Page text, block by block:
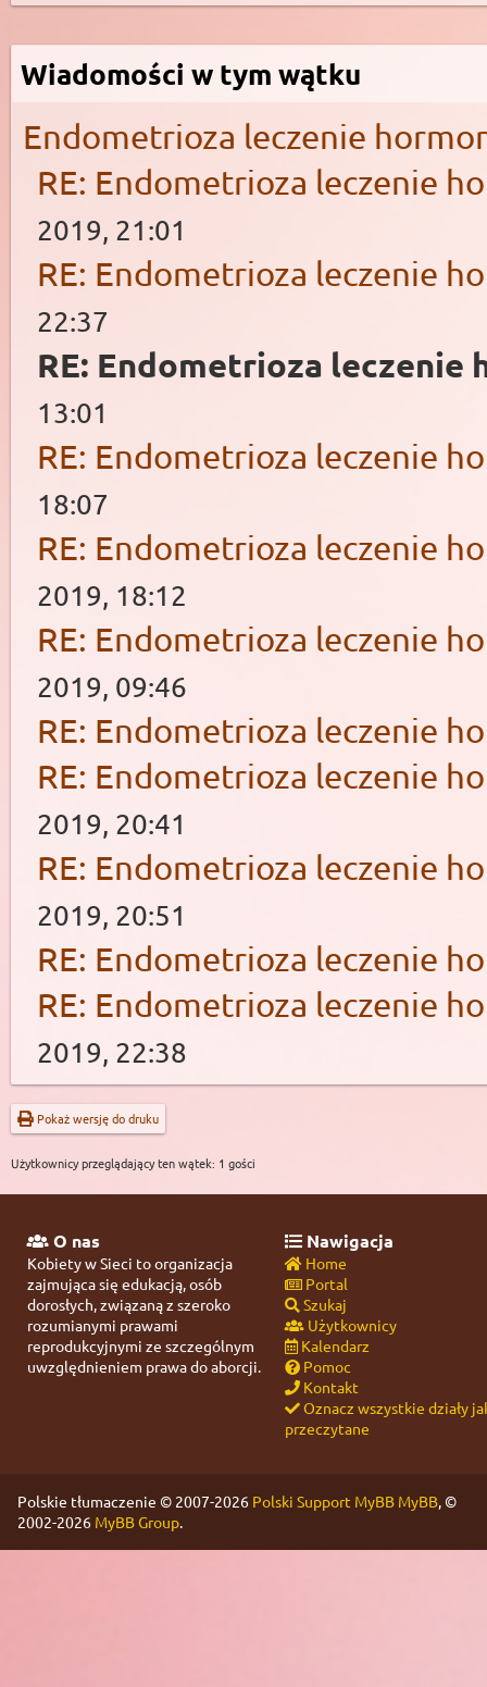
Wiadomości w tym wątku
Endometrioza leczenie
RE: Endometrioza leczenie
2019, 21:01
RE: Endometrioza leczenie
22:37
RE: Endometrioza leczenie
13:01
RE: Endometrioza leczenie
18:07
RE: Endometrioza leczenie
2019, 18:12
RE: Endometrioza leczenie
2019, 09:46
RE: Endometrioza leczenie
RE: Endometrioza leczenie
2019, 20:41
RE: Endometrioza leczenie
2019, 20:51
RE: Endometrioza leczenie
RE: Endometrioza leczenie
2019, 22:38
Pokaż wersję do druku
Użytkownicy przeglądający ten wątek: 1 gości
O nas
Kobiety w Sieci to organizacja
zajmująca się edukacją, osób
dorosłych, związaną z szeroko
rozumianymi prawami
reprodukcyjnymi ze szczególnym
uwzględnieniem prawa do aborcji.
Nawigacja
Home
Portal
Szukaj
Użytkownicy
Kalendarz
Pomoc
Kontakt
Oznacz wszystkie działy
przeczytane
Polskie tłumaczenie © 2007-2026 Polski Support MyBB MyBB, ©
2002-2026 MyBB Group.